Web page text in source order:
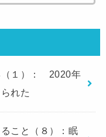
（１）： 2020年
れた
こと（８）：眠